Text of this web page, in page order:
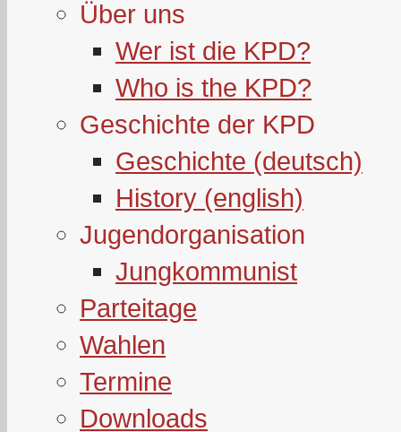
Über uns
Wer ist die KPD?
Who is the KPD?
Geschichte der KPD
Geschichte (deutsch)
History (english)
Jugendorganisation
Jungkommunist
Parteitage
Wahlen
Termine
Downloads